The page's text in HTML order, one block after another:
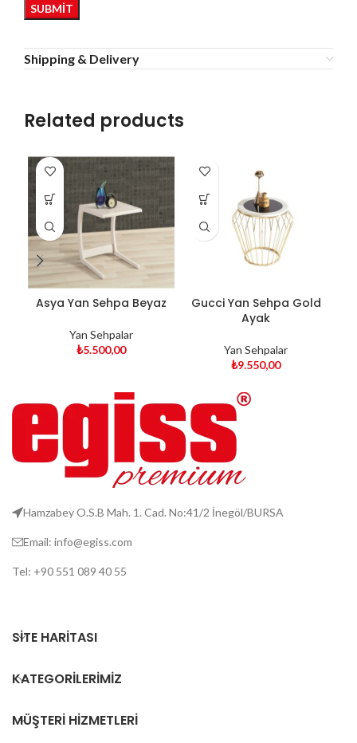
Shipping & Delivery
Related products
Asya Yan Sehpa Beyaz
Yan Sehpalar
₺5.500,00
Gucci Yan Sehpa Gold
Ayak
Yan Sehpalar
₺9.550,00
Hamzabey O.S.B Mah. 1. Cad. No:41/2 İnegöl/BURSA
Email: info@egiss.com
Tel: +90 551 089 40 55
SITE HARITASI
KATEGORILERIMIZ
MÜŞTERI HIZMETLERI